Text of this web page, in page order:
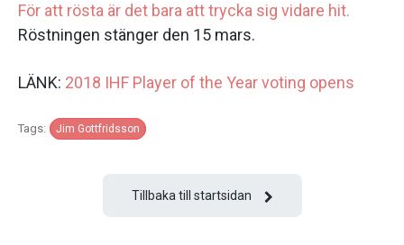
För att rösta är det bara att trycka sig vidare hit.
Röstningen stänger den 15 mars.
LÄNK: 2018 IHF Player of the Year voting opens
Tags: Jim Gottfridsson
Tillbaka till startsidan